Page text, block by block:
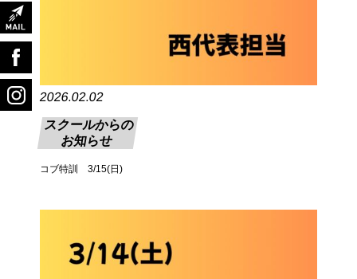
2026.02.02
スクールからの
お知らせ
コブ特訓 3/15(日)